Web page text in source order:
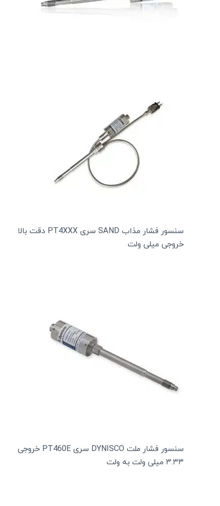
سنسور فشار مذاب SAND سری PT4XXX دقت بالا
خروجی میلی ولت
سنسور فشار ملت DYNISCO سری PT460E خروجی
۳.۳۳ میلی ولت به ولت